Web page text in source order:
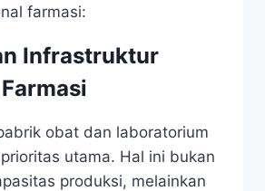
farmasi:
Infrastruktur
obat dan laboratorium
utama. Hal ini bukan
produksi, melainkan